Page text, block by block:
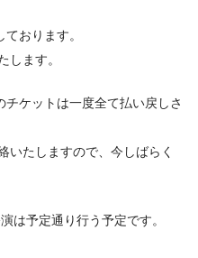
おります。
します。
ケットは一度全て払い戻しさ
いたしますので、今しばらく
は予定通り行う予定です。